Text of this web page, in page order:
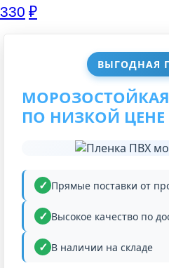
ВЫГОДНАЯ
ПО НИЗКОЙ ЦЕНЕ
Прямые поставки от
Высокое качество по
В наличии на складе
330 ₽